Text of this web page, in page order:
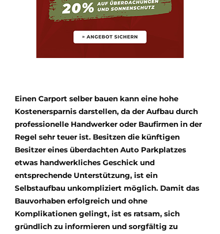
Einen Carport selber bauen kann eine hohe
Kostenersparnis darstellen, da der Aufbau durch
professionelle Handwerker oder Baufirmen in der
Regel sehr teuer ist. Besitzen die künftigen
Besitzer eines überdachten Auto Parkplatzes
etwas handwerkliches Geschick und
entsprechende Unterstützung, ist ein
Selbstaufbau unkompliziert möglich. Damit das
Bauvorhaben erfolgreich und ohne
Komplikationen gelingt, ist es ratsam, sich
gründlich zu informieren und sorgfältig zu